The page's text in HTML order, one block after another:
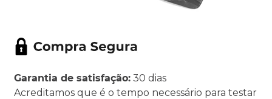
Garantia de satisfação: 30 dias
Acreditamos que é o tempo necessário para testar